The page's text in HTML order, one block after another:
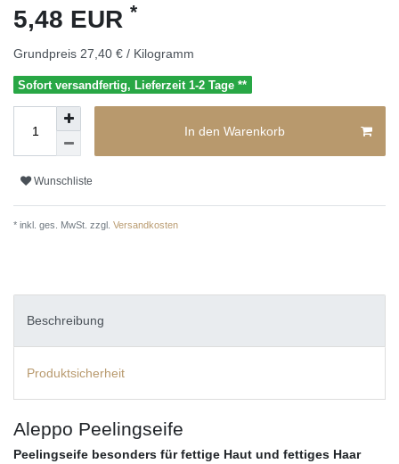
5,48 EUR *
Grundpreis 27,40 € / Kilogramm
Sofort versandfertig, Lieferzeit 1-2 Tage **
In den Warenkorb
Wunschliste
* inkl. ges. MwSt. zzgl. Versandkosten
Beschreibung
Produktsicherheit
Aleppo Peelingseife
Peelingseife besonders für fettige Haut und fettiges Haar